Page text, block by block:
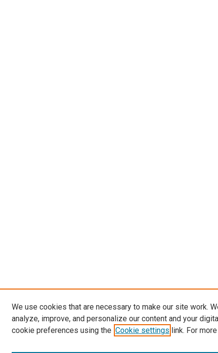
We use cookies that are necessary to make our site work.
analyze, improve, and personalize our content and your
cookie preferences using the Cookie settings link. For